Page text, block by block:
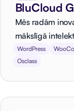
BluCloud
Mēs radām
mākslīgā
WordPress
Osclass